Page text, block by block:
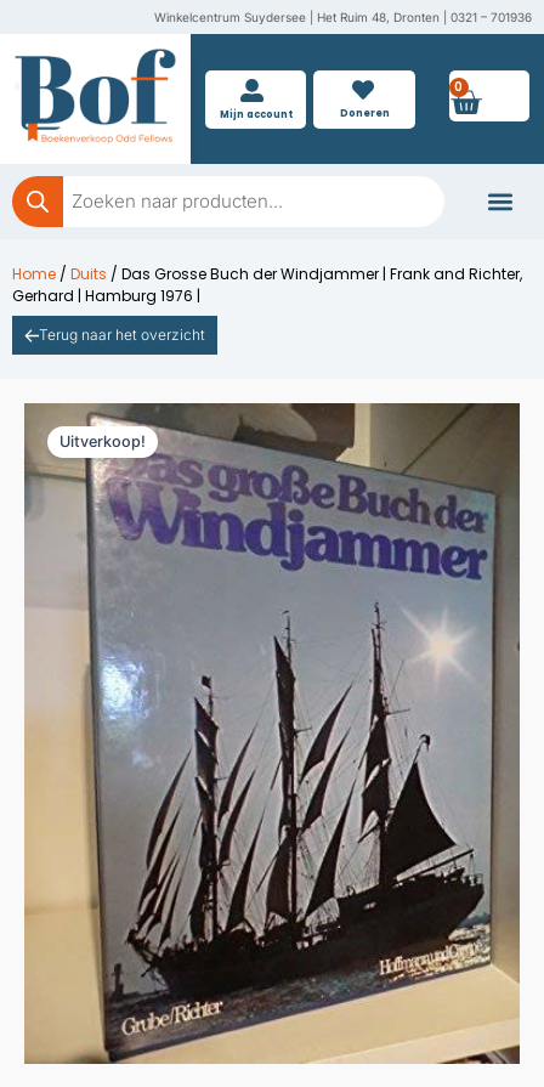
inhoud
Winkelcentrum Suydersee | Het Ruim 48, Dronten | 0321 – 701936
Mijn account Doneren
0
Producten
zoeken
Home / Duits / Das Grosse Buch der Windjammer | Frank and Richter,
Gerhard | Hamburg 1976 |
Terug naar het overzicht
Uitverkoop!